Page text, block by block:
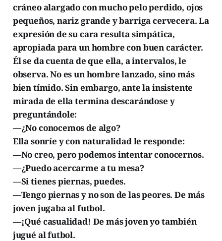
cráneo alargado con mucho pelo perdido, ojos
pequeños, nariz grande y barriga cervecera. La
expresión de su cara resulta simpática,
apropiada para un hombre con buen carácter.
Él se da cuenta de que ella, a intervalos, le
observa. No es un hombre lanzado, sino más
bien tímido. Sin embargo, ante la insistente
mirada de ella termina descarándose y
preguntándole:
—¿No conocemos de algo?
Ella sonríe y con naturalidad le responde:
—No creo, pero podemos intentar conocernos.
—¿Puedo acercarme a tu mesa?
—Si tienes piernas, puedes.
—Tengo piernas y no son de las peores. De más
joven jugaba al futbol.
—¡Qué casualidad! De más joven yo también
jugué al futbol.